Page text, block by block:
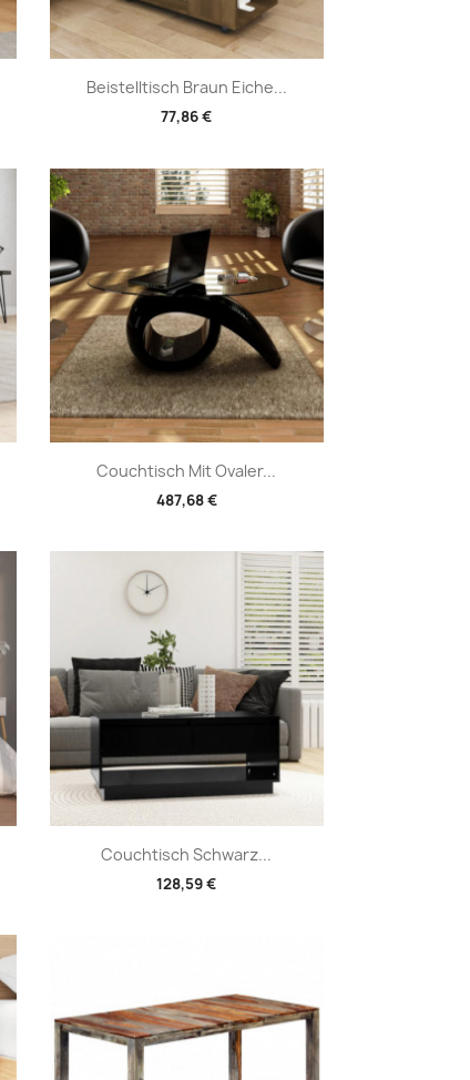
Beistelltisch Braun Eiche...
77,86 €
Vorschau
Couchtisch Mit Ovaler...
487,68 €
Vorschau
Couchtisch Schwarz...
128,59 €
Vorschau